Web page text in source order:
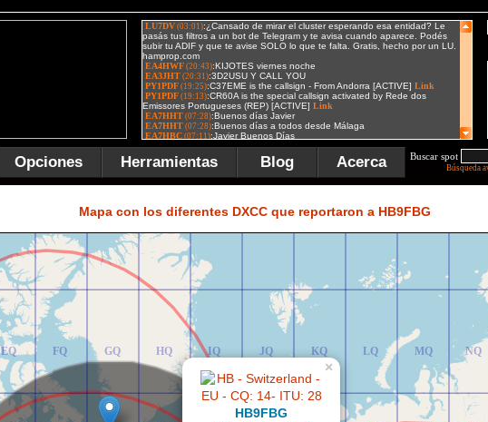
Opciones Herramientas Blog Acerca Buscar spot
Búsqueda
Mapa con los diferentes DXCC que reportaron a HB9FBG
EQ
ER
FQ
FR
GQ
GR
HQ
HR
IQ
IR
JQ
JR
KQ
KR
LQ
LR
MQ
MR
NQ
NR
HB9FBG
×